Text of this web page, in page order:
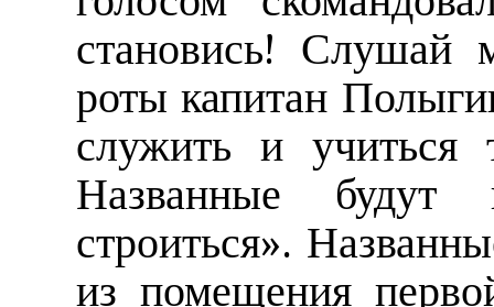
становись! Слушай
роты капитан
служить и учиться
Названные
строиться».
из помещения